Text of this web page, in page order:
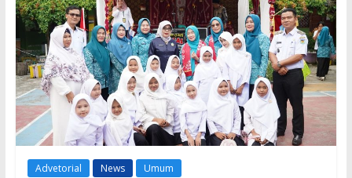
Advetorial News Umum